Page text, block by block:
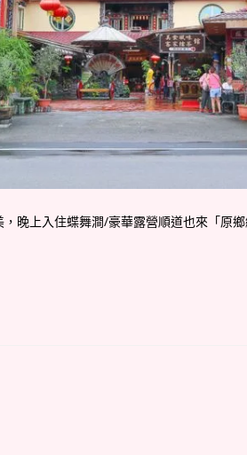
晚上入住蝶舞澗/豪華露營順道也來「原